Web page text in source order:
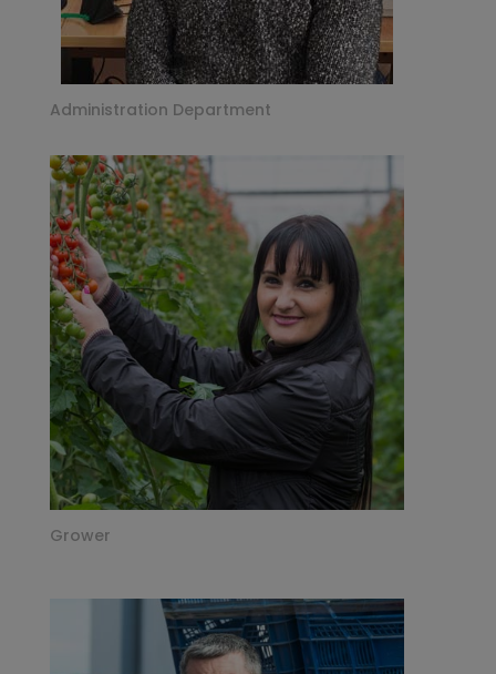
Administration Department
Grower